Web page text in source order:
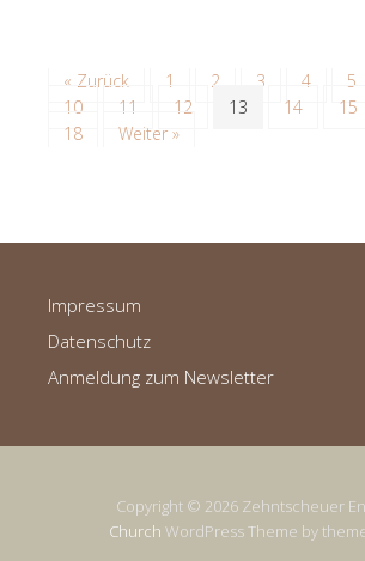
« Zurück 1 2 3 4 5
10
11 12 13 14 15
18
Weiter »
Impressum
Datenschutz
Anmeldung zum Newsletter
Copyright © 2026 Zehntscheuer
Church WordPress Theme by